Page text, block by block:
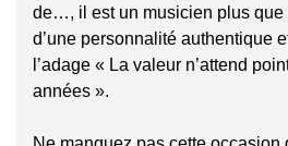
de…, il est un musicien plus que
d’une personnalité authentique
l’adage « La valeur n’attend
années ».